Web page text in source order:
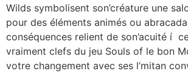
Wilds symbolisent son’créature une
pour des éléments animés ou
conséquences relient de son’acuité í
vraiment clefs du jeu Souls of le bon
votre changement avec ses l’mitan